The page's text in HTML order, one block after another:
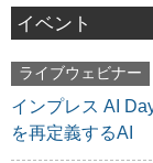
イベント
ライブウェビナー
インプレス AI
を再定義するAI